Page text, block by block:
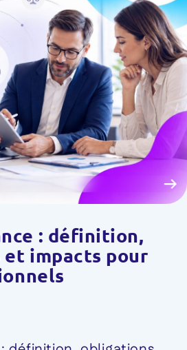
: définition,
impacts pour